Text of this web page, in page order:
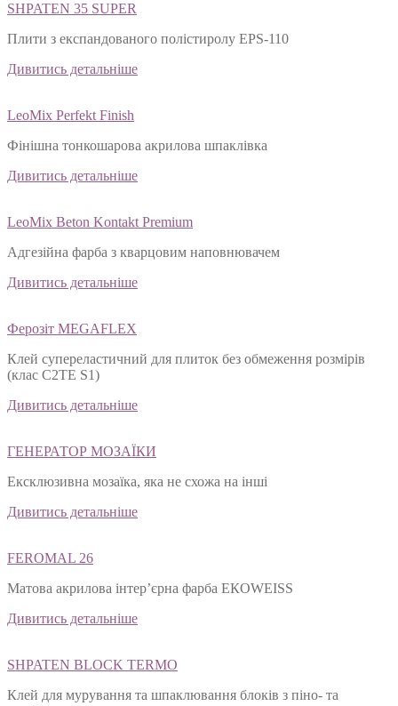
SHPATEN 35 SUPER
Плити з експандованого полістиролу EPS-110
Дивитись детальніше
LeoMix Perfekt Finish
Фінішна тонкошарова акрилова шпаклівка
Дивитись детальніше
LeoMix Beton Kontakt Premium
Адгезійна фарба з кварцовим наповнювачем
Дивитись детальніше
Ферозіт MEGAFLEX
Клей супереластичний для плиток без обмеження розмірів
(клас С2ТЕ S1)
Дивитись детальніше
ГЕНЕРАТОР МОЗАЇКИ
Ексклюзивна мозаїка, яка не схожа на інші
Дивитись детальніше
FEROMAL 26
Матова акрилова інтер’єрна фарба ЕКОWEISS
Дивитись детальніше
SHPATEN BLOСK TERMO
Клей для мурування та шпаклювання блоків з піно- та